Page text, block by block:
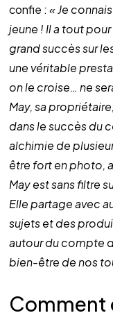
confie : « Je
jeune ! Il a tout
grand succès sur
une véritable
on le croise… ne
May, sa
dans le succès du
alchimie de
être fort en photo,
May est sans filtre
Elle partage avec
sujets et des
autour du compte
bien-être de nos
Comment